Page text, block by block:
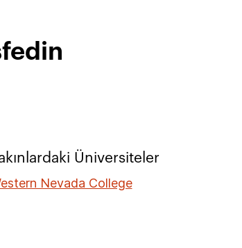
Üniversiteler
Nevada College